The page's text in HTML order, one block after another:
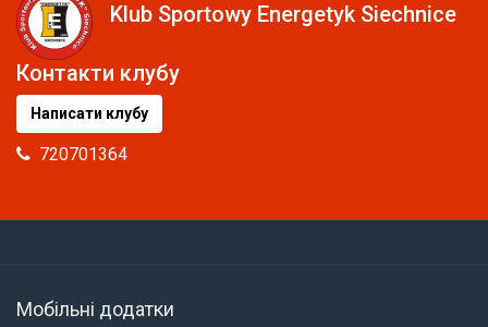
Klub Sportowy Energetyk Siechnice
Контакти клубу
Написати клубу
720701364
Мобільні додатки